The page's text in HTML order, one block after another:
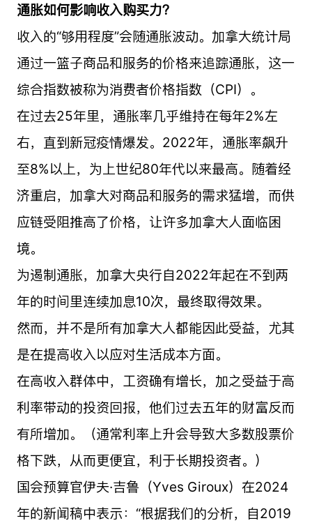
通胀如何影响收入购买力？
收入的“够用程度”会随通胀波动。加拿大统计局
通过一篮子商品和服务的价格来追踪通胀，这一
综合指数被称为消费者价格指数（CPI）。
在过去25年里，通胀率几乎维持在每年2%左
右，直到新冠疫情爆发。2022年，通胀率飙升
至8%以上，为上世纪80年代以来最高。随着经
济重启，加拿大对商品和服务的需求猛增，而供
应链受阻推高了价格，让许多加拿大人面临困
境。
为遏制通胀，加拿大央行自2022年起在不到两
年的时间里连续加息10次，最终取得效果。
然而，并不是所有加拿大人都能因此受益，尤其
是在提高收入以应对生活成本方面。
在高收入群体中，工资确有增长，加之受益于高
利率带动的投资回报，他们过去五年的财富反而
有所增加。（通常利率上升会导致大多数股票价
格下跌，从而更便宜，利于长期投资者。）
国会预算官伊夫·吉鲁（Yves Giroux）在2024
年的新闻稿中表示：“根据我们的分析，自2019